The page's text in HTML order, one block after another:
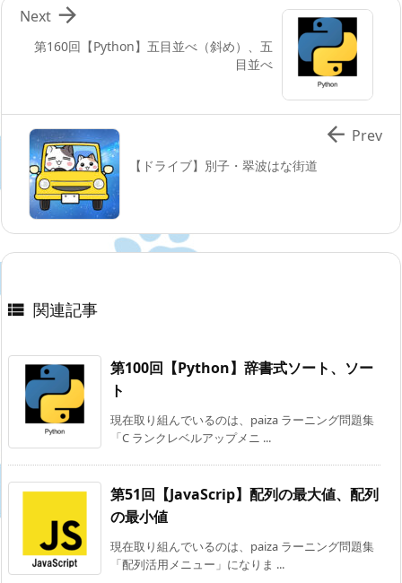
第160回【Python】五目並べ（斜め）、五
目並べ

Next
【ドライブ】別子・翠波はな街道
 Prev
 関連記事
第100回【Python】辞書式ソート、ソー
ト
現在取り組んでいるのは、paiza ラーニング問題集
「C ランクレベルアップメニ ...
第51回【JavaScrip】配列の最大値、配列
の最小値
現在取り組んでいるのは、paiza ラーニング問題集
「配列活用メニュー」になりま ...